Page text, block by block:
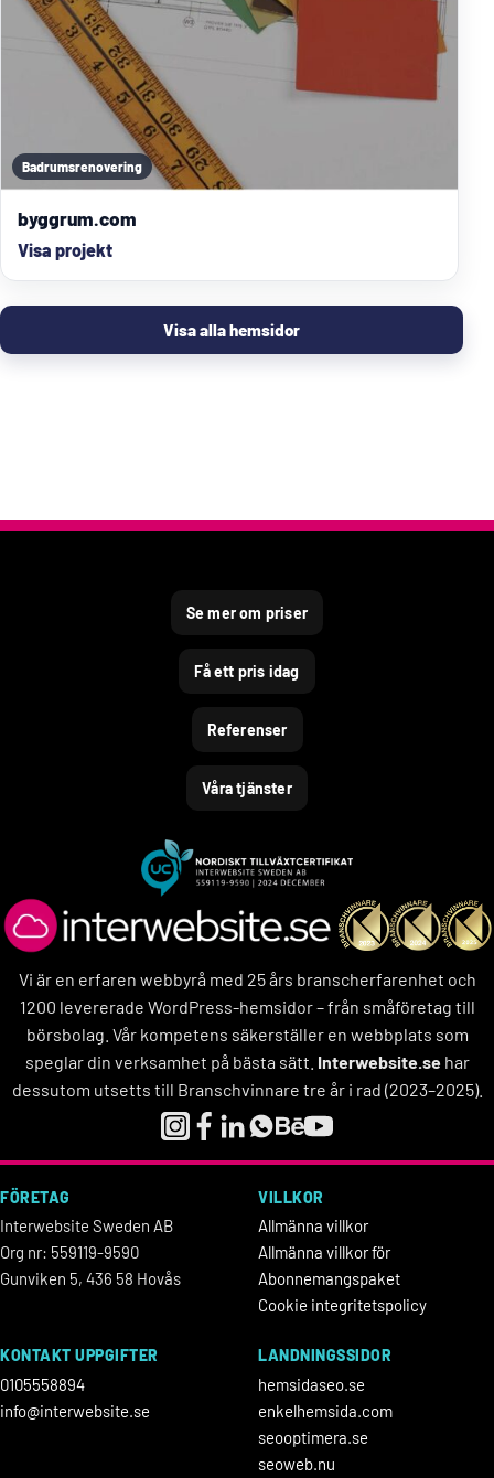
Badrumsrenovering
byggrum.com
Visa projekt
Visa alla hemsidor
Se mer om priser
Få ett pris idag
Referenser
Våra tjänster
Vi är en erfaren webbyrå med 25 års branscherfarenhet och
1200 levererade WordPress-hemsidor – från småföretag till
börsbolag. Vår kompetens säkerställer en webbplats som
speglar din verksamhet på bästa sätt. Interwebsite.sehar
dessutom utsetts till Branschvinnare tre år i rad (2023–2025).
FÖRETAG
Interwebsite Sweden AB
Org nr: 559119-9590
Gunviken 5, 436 58 Hovås
VILLKOR
Allmänna villkor
Allmänna villkor för
Abonnemangspaket
Cookie integritetspolicy
KONTAKT UPPGIFTER
0105558894
info@interwebsite.se
LANDNINGSSIDOR
hemsidaseo.se
enkelhemsida.com
seooptimera.se
seoweb.nu